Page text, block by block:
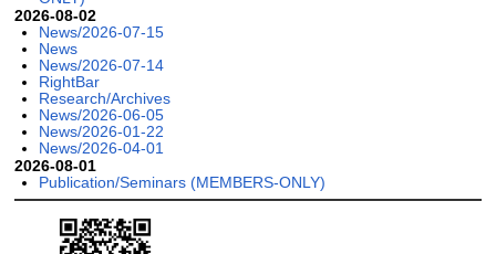
2026-08-02
News/2026-07-15
News
News/2026-07-14
RightBar
Research/Archives
News/2026-06-05
News/2026-01-22
News/2026-04-01
2026-08-01
Publication/Seminars (MEMBERS-ONLY)